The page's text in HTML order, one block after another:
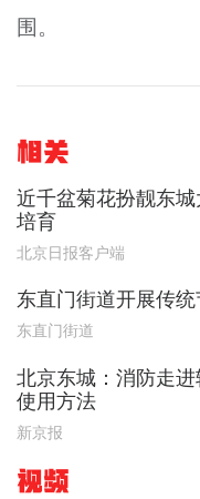
围。
相关
近千盆菊花扮靓东
培育
北京日报客户端
东直门街道开展传
东直门街道
北京东城：消防走
使用方法
新京报
视频